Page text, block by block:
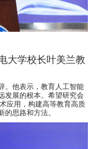
大学校长叶美兰教
。他表示，教育人工智能
发展的根本。希望研究会
应用，构建高等教育高质
的思路和方法。